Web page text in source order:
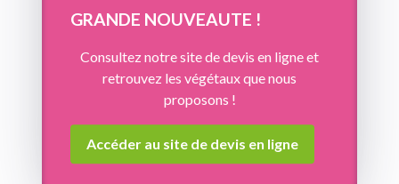
GRANDE NOUVEAUTE !
Consultez notre site de devis en ligne et
retrouvez les végétaux que nous
proposons !
Accéder au site de devis en ligne
Panneau de gestion des cookies